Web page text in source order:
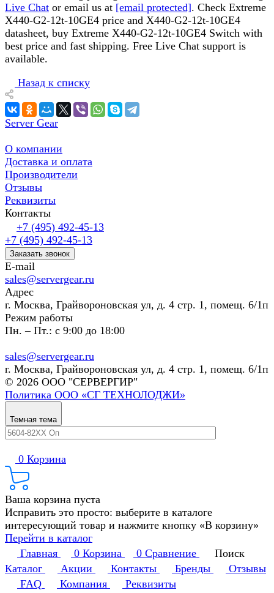
Live Chat or email us at [email protected]. Check Extreme
X440-G2-12t-10GE4 price and X440-G2-12t-10GE4
datasheet, buy Extreme X440-G2-12t-10GE4 Switch with
best price and fast shipping. Free Live Chat support is
available.
Назад к списку
Server Gear
О компании
Доставка и оплата
Производители
Отзывы
Реквизиты
Контакты
+7 (495) 492-45-13
+7 (495) 492-45-13
Заказать звонок
E-mail
sales@servergear.ru
Адрес
г. Москва, Грайвороновская ул, д. 4 стр. 1, помещ. 6/1п
Режим работы
Пн. – Пт.: с 9:00 до 18:00
sales@servergear.ru
г. Москва, Грайвороновская ул, д. 4 стр. 1, помещ. 6/1п
© 2026 ООО "СЕРВЕРГИР"
Политика ООО «СГ ТЕХНОЛОДЖИ»
Темная тема
0 Корзина
Ваша корзина пуста
Исправить это просто: выберите в каталоге
интересующий товар и нажмите кнопку «В корзину»
Перейти в каталог
Главная
0 Корзина 0 Сравнение
Поиск
Каталог
Акции Контакты Бренды
Отзывы
FAQ
Компания Реквизиты